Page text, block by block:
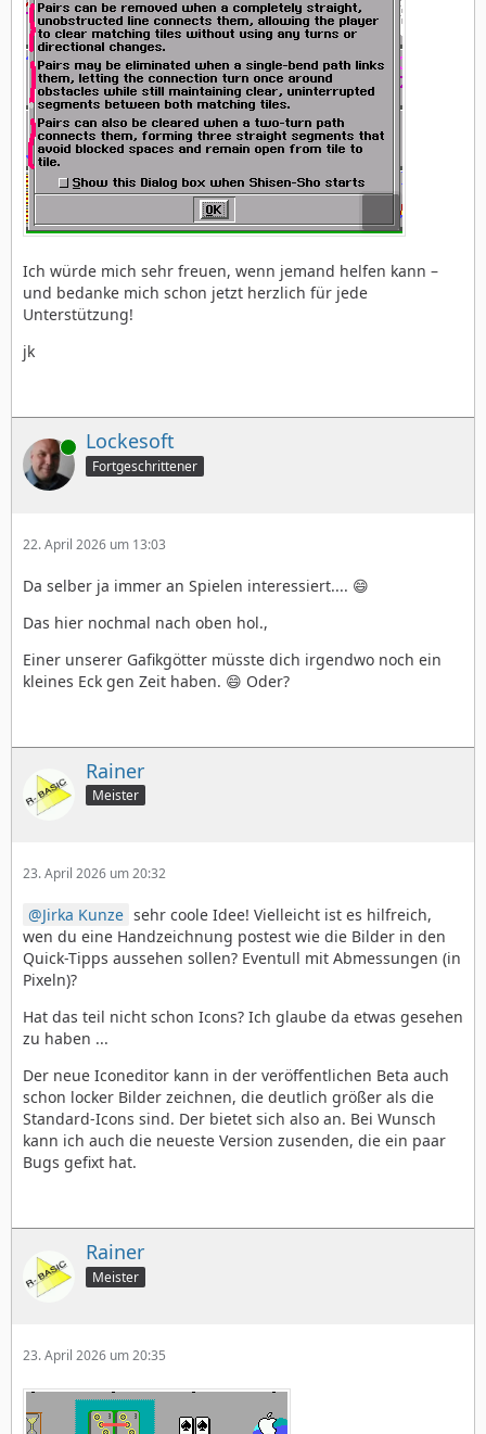
Ich würde mich sehr freuen, wenn jemand helfen kann –
und bedanke mich schon jetzt herzlich für jede
Unterstützung!
jk
Online Lockesoft
Fortgeschrittener
22. April 2026 um 13:03
Da selber ja immer an Spielen interessiert.... 😄
Das hier nochmal nach oben hol.,
Einer unserer Gafikgötter müsste dich irgendwo noch ein
kleines Eck gen Zeit haben. 😄 Oder?
Rainer
Meister
23. April 2026 um 20:32
Jirka Kunze sehr coole Idee! Vielleicht ist es hilfreich,
wen du eine Handzeichnung postest wie die Bilder in den
Quick-Tipps aussehen sollen? Eventull mit Abmessungen (in
Pixeln)?
Hat das teil nicht schon Icons? Ich glaube da etwas gesehen
zu haben ...
Der neue Iconeditor kann in der veröffentlichen Beta auch
schon locker Bilder zeichnen, die deutlich größer als die
Standard-Icons sind. Der bietet sich also an. Bei Wunsch
kann ich auch die neueste Version zusenden, die ein paar
Bugs gefixt hat.
Rainer
Meister
23. April 2026 um 20:35